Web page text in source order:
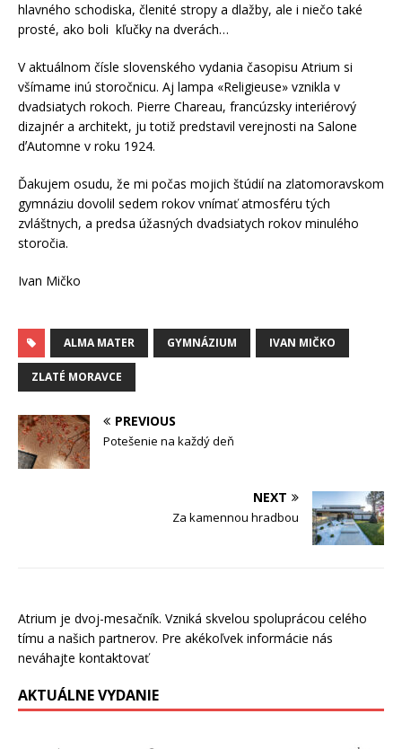
hlavného schodiska, členité stropy a dlažby, ale i niečo také
prosté, ako boli kľučky na dverách…
V aktuálnom čísle slovenského vydania časopisu Atrium si
všímame inú storočnicu. Aj lampa «Religieuse» vznikla v
dvadsiatych rokoch. Pierre Chareau, francúzsky interiérový
dizajnér a architekt, ju totiž predstavil verejnosti na Salone
dʼAutomne v roku 1924.
Ďakujem osudu, že mi počas mojich štúdií na zlatomoravskom
gymnáziu dovolil sedem rokov vnímať atmosféru tých
zvláštnych, a predsa úžasných dvadsiatych rokov minulého
storočia.
Ivan Mičko
ALMA MATER GYMNÁZIUM IVAN MIČKO
ZLATÉ MORAVCE
PREVIOUS
Potešenie na každý deň
NEXT
Za kamennou hradbou
Atrium je dvoj-mesačník. Vzniká skvelou spoluprácou celého
tímu a našich partnerov. Pre akékoľvek informácie nás
neváhajte kontaktovať
AKTUÁLNE VYDANIE